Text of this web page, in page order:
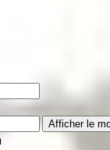
Afficher le